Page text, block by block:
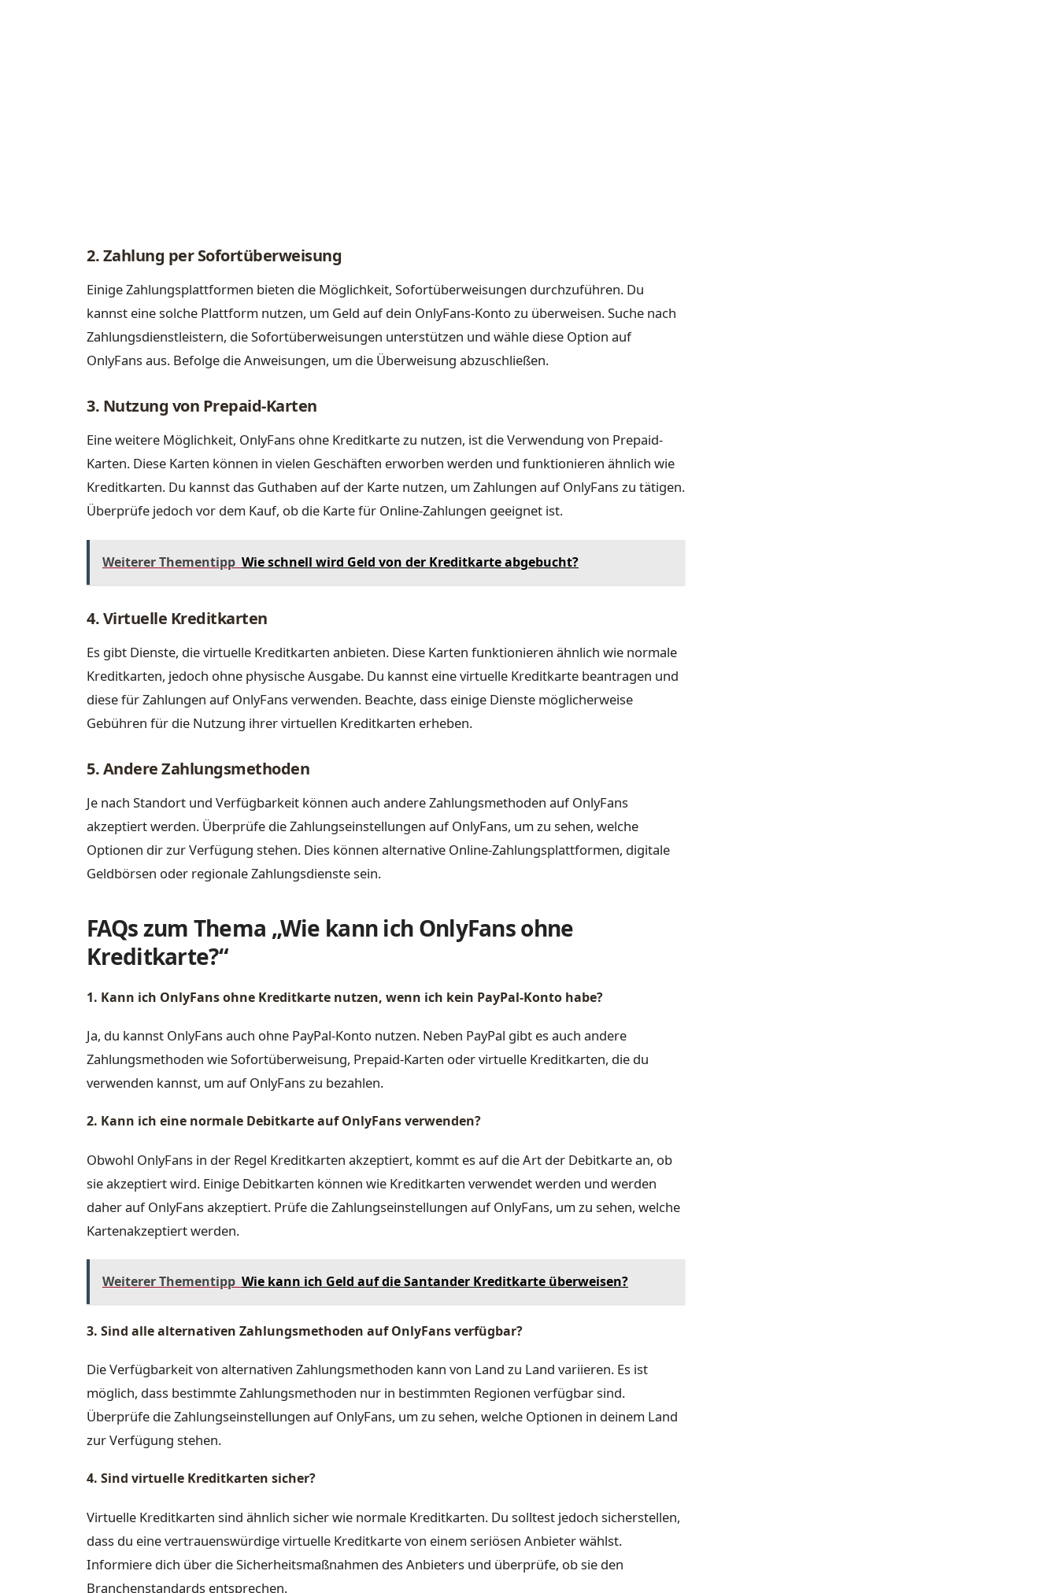
2. Zahlung per Sofortüberweisung
Einige Zahlungsplattformen bieten die Möglichkeit, Sofortüberweisungen durchzuführen. Du
kannst eine solche Plattform nutzen, um Geld auf dein OnlyFans-Konto zu überweisen. Suche nach
Zahlungsdienstleistern, die Sofortüberweisungen unterstützen und wähle diese Option auf
OnlyFans aus. Befolge die Anweisungen, um die Überweisung abzuschließen.
3. Nutzung von Prepaid-Karten
Eine weitere Möglichkeit, OnlyFans ohne Kreditkarte zu nutzen, ist die Verwendung von Prepaid-
Karten. Diese Karten können in vielen Geschäften erworben werden und funktionieren ähnlich wie
Kreditkarten. Du kannst das Guthaben auf der Karte nutzen, um Zahlungen auf OnlyFans zu tätigen.
Überprüfe jedoch vor dem Kauf, ob die Karte für Online-Zahlungen geeignet ist.
Weiterer Thementipp Wie schnell wird Geld von der Kreditkarte abgebucht?
4. Virtuelle Kreditkarten
Es gibt Dienste, die virtuelle Kreditkarten anbieten. Diese Karten funktionieren ähnlich wie normale
Kreditkarten, jedoch ohne physische Ausgabe. Du kannst eine virtuelle Kreditkarte beantragen und
diese für Zahlungen auf OnlyFans verwenden. Beachte, dass einige Dienste möglicherweise
Gebühren für die Nutzung ihrer virtuellen Kreditkarten erheben.
5. Andere Zahlungsmethoden
Je nach Standort und Verfügbarkeit können auch andere Zahlungsmethoden auf OnlyFans
akzeptiert werden. Überprüfe die Zahlungseinstellungen auf OnlyFans, um zu sehen, welche
Optionen dir zur Verfügung stehen. Dies können alternative Online-Zahlungsplattformen, digitale
Geldbörsen oder regionale Zahlungsdienste sein.
FAQs zum Thema „Wie kann ich OnlyFans ohne
Kreditkarte?“
1. Kann ich OnlyFans ohne Kreditkarte nutzen, wenn ich kein PayPal-Konto habe?
Ja, du kannst OnlyFans auch ohne PayPal-Konto nutzen. Neben PayPal gibt es auch andere
Zahlungsmethoden wie Sofortüberweisung, Prepaid-Karten oder virtuelle Kreditkarten, die du
verwenden kannst, um auf OnlyFans zu bezahlen.
2. Kann ich eine normale Debitkarte auf OnlyFans verwenden?
Obwohl OnlyFans in der Regel Kreditkarten akzeptiert, kommt es auf die Art der Debitkarte an, ob
sie akzeptiert wird. Einige Debitkarten können wie Kreditkarten verwendet werden und werden
daher auf OnlyFans akzeptiert. Prüfe die Zahlungseinstellungen auf OnlyFans, um zu sehen, welche
Kartenakzeptiert werden.
Weiterer Thementipp Wie kann ich Geld auf die Santander Kreditkarte überweisen?
3. Sind alle alternativen Zahlungsmethoden auf OnlyFans verfügbar?
Die Verfügbarkeit von alternativen Zahlungsmethoden kann von Land zu Land variieren. Es ist
möglich, dass bestimmte Zahlungsmethoden nur in bestimmten Regionen verfügbar sind.
Überprüfe die Zahlungseinstellungen auf OnlyFans, um zu sehen, welche Optionen in deinem Land
zur Verfügung stehen.
4. Sind virtuelle Kreditkarten sicher?
Virtuelle Kreditkarten sind ähnlich sicher wie normale Kreditkarten. Du solltest jedoch sicherstellen,
dass du eine vertrauenswürdige virtuelle Kreditkarte von einem seriösen Anbieter wählst.
Informiere dich über die Sicherheitsmaßnahmen des Anbieters und überprüfe, ob sie den
Branchenstandards entsprechen.